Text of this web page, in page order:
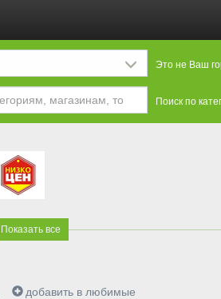
Это не Ваш
Поиск по
Показать все
добавить в любимые